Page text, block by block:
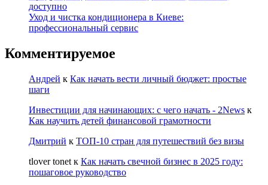
доступно
Уход и чистка кондиционера в Киеве:
профессиональный сервис
Комментируемое
Андрей к Как начать вести личный бюджет: простые
шаги
Инвестиции для начинающих: с чего начать - 2News к
Как научить детей финансовой грамотности
Дмитрий к ТОП-10 стран для путешествий без визы
tlover tonet к Как начать свечной бизнес в 2025 году:
пошаговое руководство